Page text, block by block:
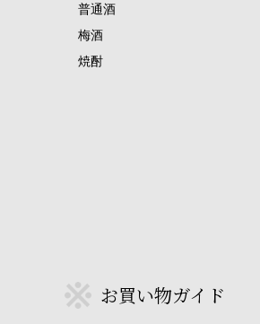
普通酒
梅酒
焼酎
お買い物ガイド